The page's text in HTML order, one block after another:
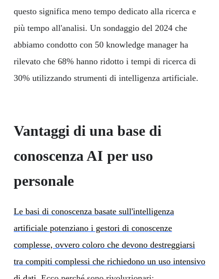
questo significa meno tempo dedicato alla ricerca e
più tempo all'analisi. Un sondaggio del 2024 che
abbiamo condotto con 50 knowledge manager ha
rilevato che 68% hanno ridotto i tempi di ricerca di
30% utilizzando strumenti di intelligenza artificiale.
Vantaggi di una base di
conoscenza AI per uso
personale
Le basi di conoscenza basate sull'intelligenza
artificiale potenziano i gestori di conoscenze
complesse, ovvero coloro che devono destreggiarsi
tra compiti complessi che richiedono un uso intensivo